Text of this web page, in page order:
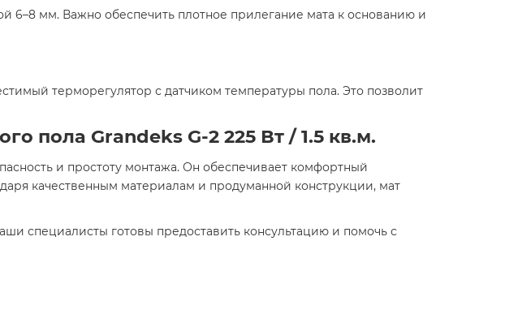
6–8 мм. Важно обеспечить плотное прилегание мата к основанию и
терморегулятор с датчиком температуры пола. Это позволит
пола Grandeks G-2 225 Вт / 1.5 кв.м.
и простоту монтажа. Он обеспечивает комфортный
качественным материалам и продуманной конструкции, мат
специалисты готовы предоставить консультацию и помочь с